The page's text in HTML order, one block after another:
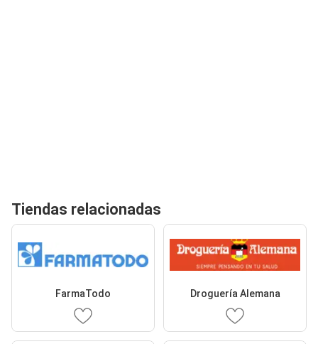
Tiendas relacionadas
FarmaTodo Droguería Alemana